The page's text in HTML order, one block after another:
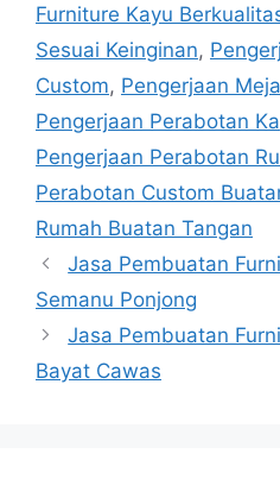
Furniture Kayu
Sesuai Keinginan,
Custom, Pengerjaan
Pengerjaan Perabotan
Pengerjaan Perabotan
Perabotan Custom
Rumah Buatan Tangan
Jasa Pembuatan
Semanu Ponjong
Jasa Pembuatan
Bayat Cawas